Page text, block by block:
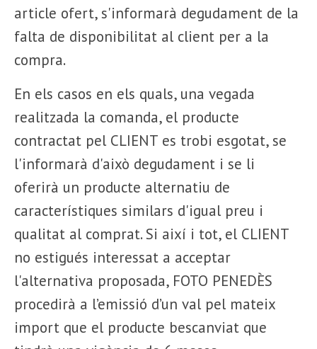
article ofert, s'informarà degudament de la
falta de disponibilitat al client per a la
compra.
En els casos en els quals, una vegada
realitzada la comanda, el producte
contractat pel CLIENT es trobi esgotat, se
l'informarà d'això degudament i se li
oferirà un producte alternatiu de
característiques similars d'igual preu i
qualitat al comprat. Si així i tot, el CLIENT
no estigués interessat a acceptar
l'alternativa proposada, FOTO PENEDÈS
procedirà a l’emissió d’un val pel mateix
import que el producte bescanviat que